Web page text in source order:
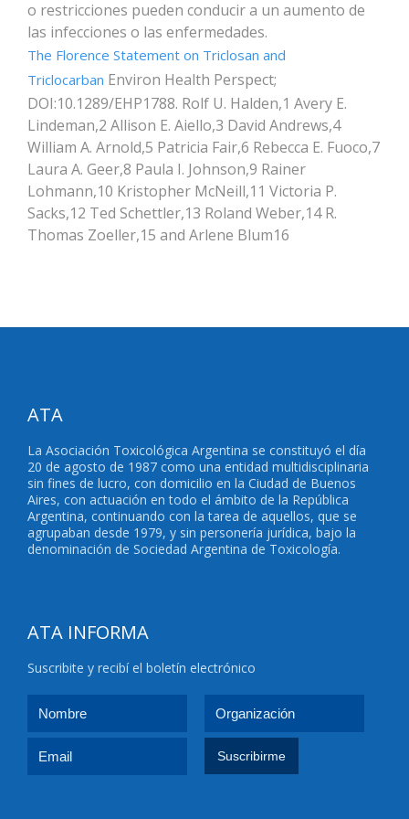
o restricciones pueden conducir a un aumento de
las infecciones o las enfermedades.
The Florence Statement on Triclosan and
Triclocarban Environ Health Perspect;
DOI:10.1289/EHP1788. Rolf U. Halden,1 Avery E.
Lindeman,2 Allison E. Aiello,3 David Andrews,4
William A. Arnold,5 Patricia Fair,6 Rebecca E. Fuoco,7
Laura A. Geer,8 Paula I. Johnson,9 Rainer
Lohmann,10 Kristopher McNeill,11 Victoria P.
Sacks,12 Ted Schettler,13 Roland Weber,14 R.
Thomas Zoeller,15 and Arlene Blum16
ATA
La Asociación Toxicológica Argentina se constituyó el día
20 de agosto de 1987 como una entidad multidisciplinaria
sin fines de lucro, con domicilio en la Ciudad de Buenos
Aires, con actuación en todo el ámbito de la República
Argentina, continuando con la tarea de aquellos, que se
agrupaban desde 1979, y sin personería jurídica, bajo la
denominación de Sociedad Argentina de Toxicología.
ATA INFORMA
Suscribite y recibí el boletín electrónico